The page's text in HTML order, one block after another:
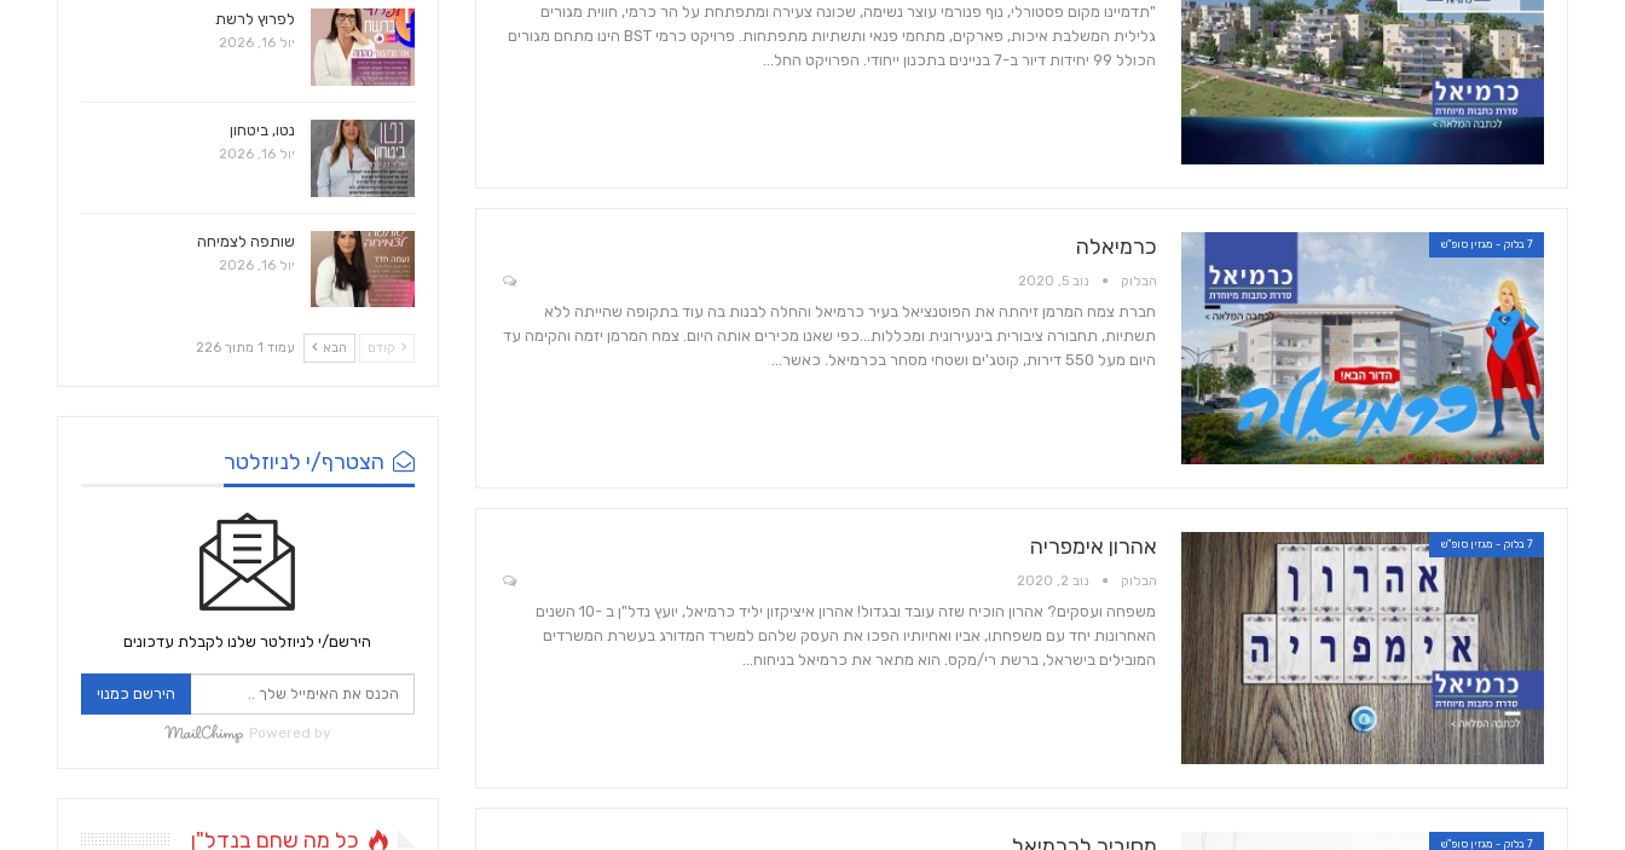
"תדמיינו מקום פסטורלי, נוף פנורמי עוצר נשימה, שכונה צעירה ומתפתחת על הר כרמי, חווית מגורים
גלילית המשלבת איכות, פארקים, מתחמי פנאי ותשתיות מתפתחות. פרויקט כרמי BST הינו מתחם מגורים
הכולל 99 יחידות דיור ב-7 בניינים בתכנון ייחודי. הפרויקט החל…
7 בלוק - מגזין סופ"ש כרמיאלה
הבלוק נוב 5, 2020
חברת צמח המרמן זיהתה את הפוטנציאל בעיר כרמיאל והחלה לבנות בה עוד בתקופה שהייתה ללא
תשתיות, תחבורה ציבורית בינעירונית ומכללות...כפי שאנו מכירים אותה היום. צמח המרמן יזמה והקימה עד
היום מעל 550 דירות, קוטג'ים ושטחי מסחר בכרמיאל. כאשר…
7 בלוק - מגזין סופ"ש אהרון אימפריה
הבלוק נוב 2, 2020
משפחה ועסקים? אהרון הוכיח שזה עובד ובגדול! אהרון איציקזון יליד כרמיאל, יועץ נדל"ן ב -10 השנים
האחרונות יחד עם משפחתו, אביו ואחיותיו הפכו את העסק שלהם למשרד המדורג בעשרת המשרדים
המובילים בישראל, ברשת רי/מקס. הוא מתאר את כרמיאל בניחוח…
7 בלוק - מגזין סופ"ש
לפרוץ לרשת
יול 16, 2026
נטו, ביטחון
יול 16, 2026
שותפה לצמיחה
יול 16, 2026
קודם הבא עמוד 1 מתוך 226
הצטרף/י לניוזלטר
הירשם/י לניוזלטר שלנו לקבלת עדכונים
הירשם כמנוי
Powered by
כל מה שחם בנדל"ן